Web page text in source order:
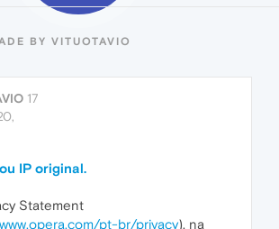
BY VITUOTAVIO
17
IP original.
Statement
pt-br/privacy), na